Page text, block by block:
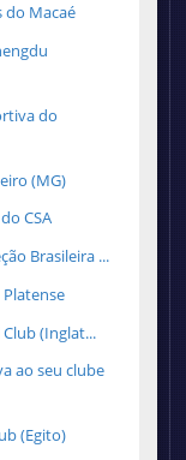
do Macaé
do
(MG)
CSA
Brasileira ...
(Inglat...
ao seu clube
(Egito)